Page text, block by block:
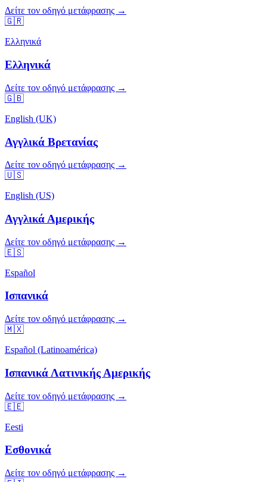
Δείτε τον οδηγό μετάφρασης →
🇬🇷
Ελληνικά
Ελληνικά
Δείτε τον οδηγό μετάφρασης →
🇬🇧
English (UK)
Αγγλικά Βρετανίας
Δείτε τον οδηγό μετάφρασης →
🇺🇸
English (US)
Αγγλικά Αμερικής
Δείτε τον οδηγό μετάφρασης →
🇪🇸
Español
Ισπανικά
Δείτε τον οδηγό μετάφρασης →
🇲🇽
Español (Latinoamérica)
Ισπανικά Λατινικής Αμερικής
Δείτε τον οδηγό μετάφρασης →
🇪🇪
Eesti
Εσθονικά
Δείτε τον οδηγό μετάφρασης →